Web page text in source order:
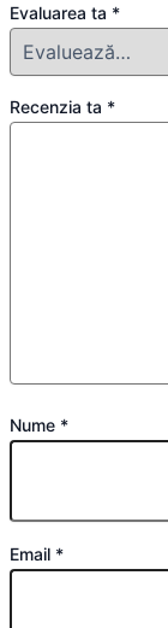
Evaluarea ta *
Recenzia ta *
Nume *
Email *